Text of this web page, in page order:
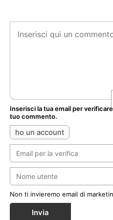
Inserisci la tua email per
tuo commento.
ho un account
Non ti invieremo email di
Invia